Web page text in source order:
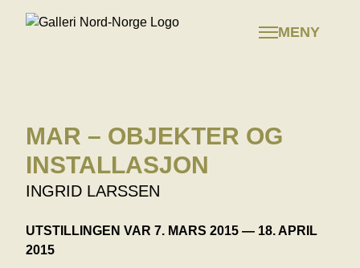
MENY
MAR – OBJEKTER OG
INSTALLASJON
INGRID LARSSEN
UTSTILLINGEN VAR 7. MARS 2015 — 18. APRIL
2015